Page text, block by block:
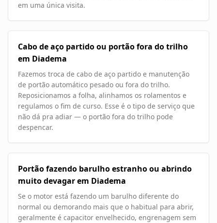
em uma única visita.
Cabo de aço partido ou portão fora do trilho
em Diadema
Fazemos troca de cabo de aço partido e manutenção
de portão automático pesado ou fora do trilho.
Reposicionamos a folha, alinhamos os rolamentos e
regulamos o fim de curso. Esse é o tipo de serviço que
não dá pra adiar — o portão fora do trilho pode
despencar.
Portão fazendo barulho estranho ou abrindo
muito devagar em Diadema
Se o motor está fazendo um barulho diferente do
normal ou demorando mais que o habitual para abrir,
geralmente é capacitor envelhecido, engrenagem sem